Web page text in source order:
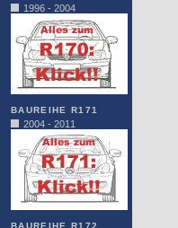
1996 - 2004
BAUREIHE R171
2004 - 2011
BAUREIHE R172